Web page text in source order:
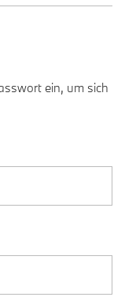
ein, um sich